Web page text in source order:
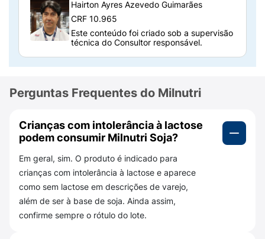
Milnutri funciona como umreforço nutricional
em forma de bebida preparada
pó com água, você oferece uma porção com
proteína vegetal (soja)e um conjunto de
vitaminas e mineraispara ajudar a completar
de apetite irregular, seletividade alimentar ou
quando a família precisa de uma opção sem
individual.
Qual a composição do Milnutri Premium Soja
800g?
De forma geral, a fórmula temproteína de
soja, carboidratos eóleos vegetais
vitaminas e minerais. O fabricante destaca
Hairton Ayres Azevedo Guimarães
CRF 10.965
Este conteúdo foi criado sob a supervisão
técnica do Consultor responsável.
Perguntas Frequentes do Milnutri
Crianças com intolerância à lactose
podem consumir Milnutri Soja?
Em geral, sim. O produto é indicado para
crianças com intolerância à lactose e aparece
como sem lactose em descrições de varejo,
além de ser à base de soja. Ainda assim,
confirme sempre o rótulo do lote.